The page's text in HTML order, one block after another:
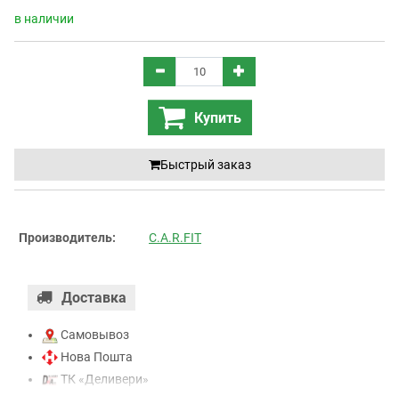
в наличии
Купить
Быстрый заказ
Производитель: C.A.R.FIT
Доставка
Самовывоз
Нова Пошта
ТК «Деливери»